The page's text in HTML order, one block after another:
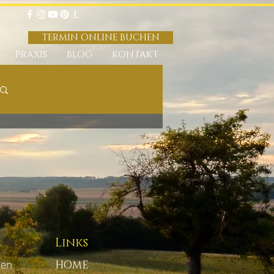
PRAXIS BLOG KONTAKT
TERMIN ONLINE BUCHEN
Links
HOME